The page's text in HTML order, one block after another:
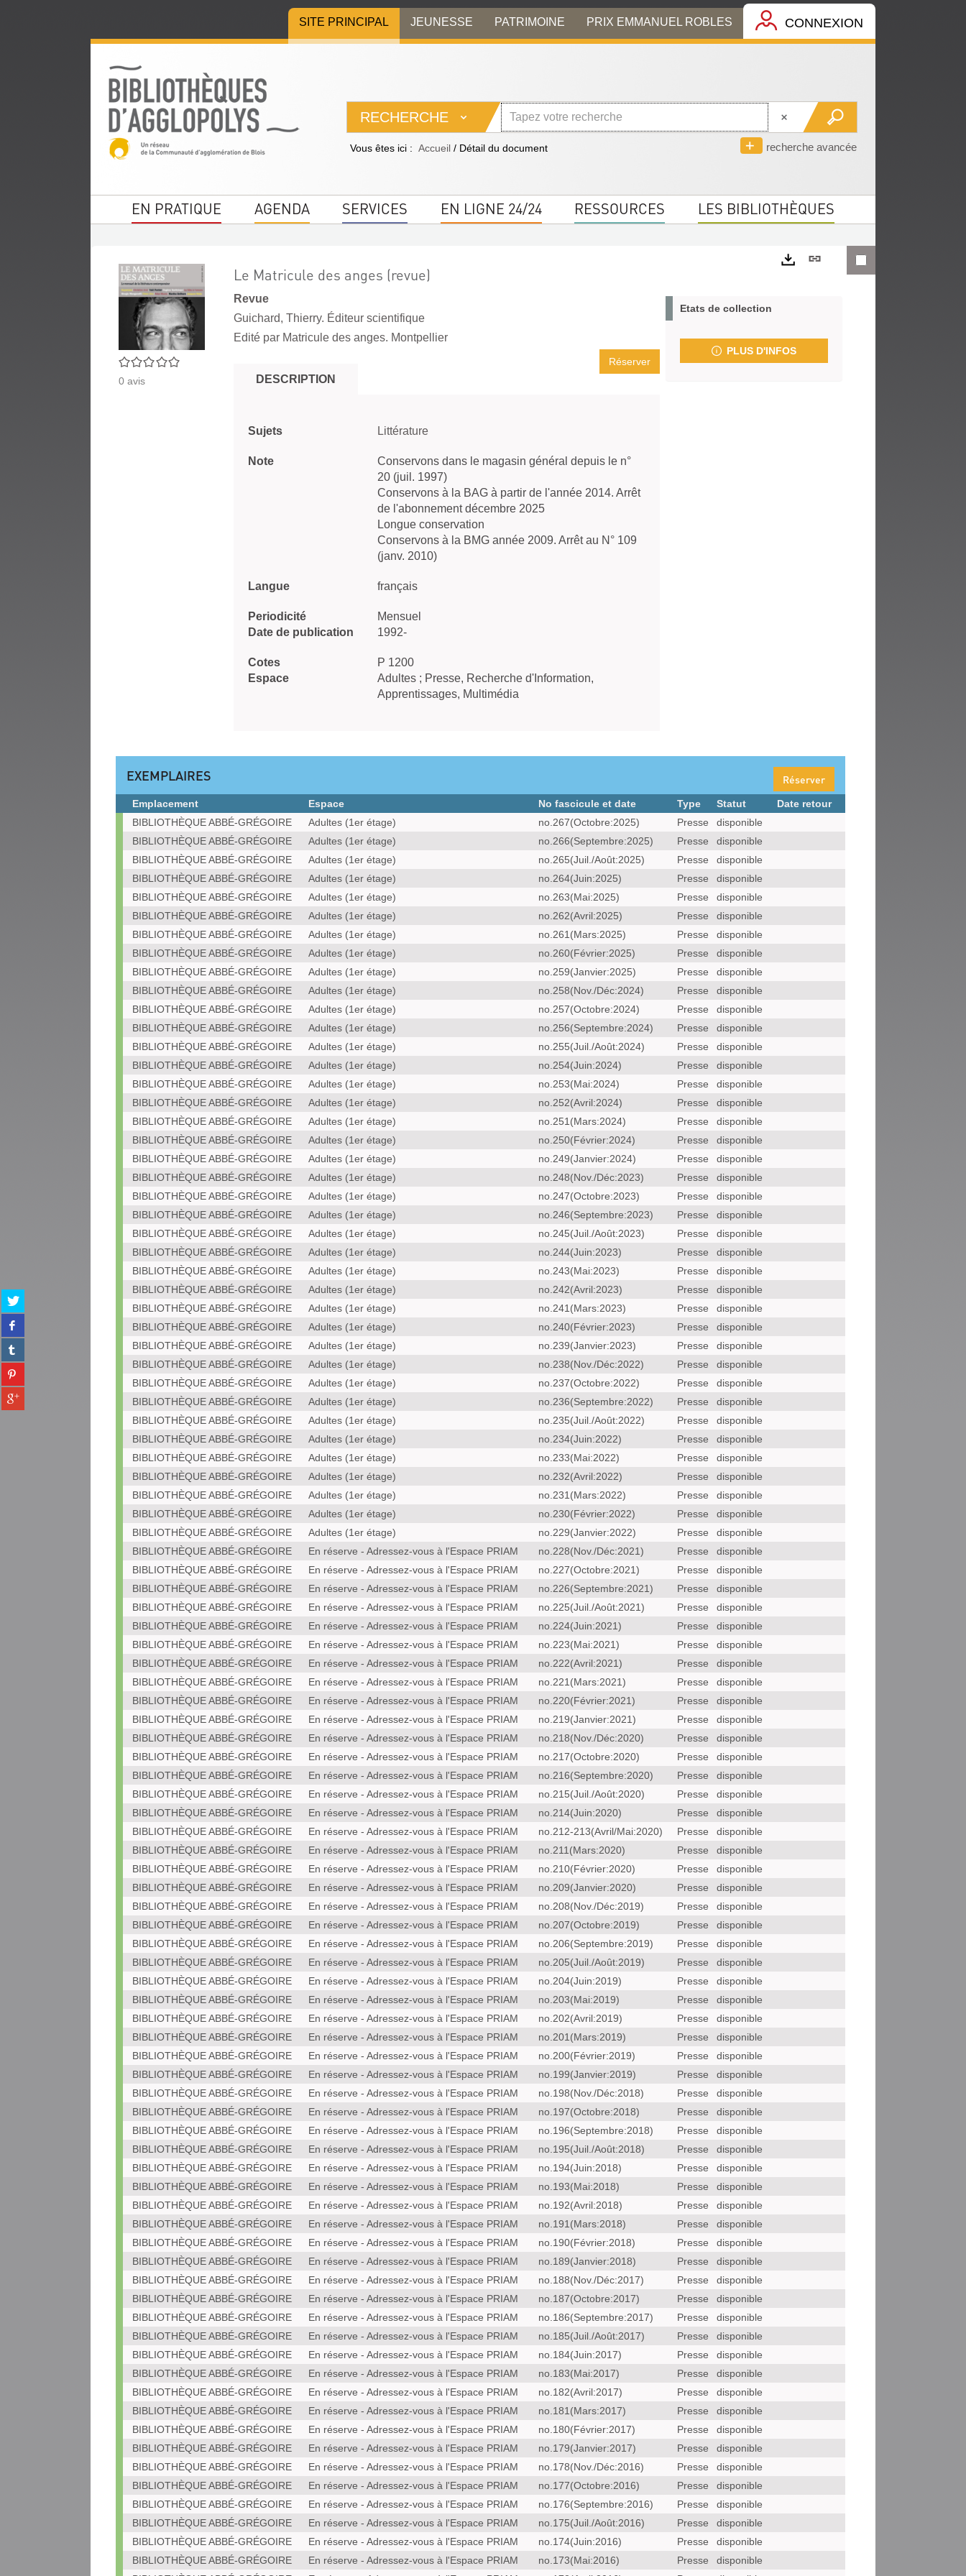
menu
contenu
la
SITE PRINCIPAL JEUNESSE PATRIMOINE PRIX EMMANUEL ROBLES CONNEXION
RECHERCHE
recherche avancée
Vous êtes ici : Accueil / Détail du document
EN PRATIQUE AGENDA SERVICES EN LIGNE 24/24 RESSOURCES LES BIBLIOTHÈQUES
Partager
sur
twitter
(Nouvelle
fenêtre)
Partager
sur
facebook
(Nouvelle
fenêtre)
Partager
sur
tumblr
(Nouvelle
fenêtre)
Partager
sur
pinterest
(Nouvelle
Partager
sur
0/5
0 avis
Le Matricule des anges (revue)
Revue
Guichard, Thierry. Éditeur scientifique
Edité par Matricule des anges. Montpellier
Réserver
DESCRIPTION
Sujets Littérature
Note
Conservons dans le magasin général depuis le n°
20 (juil. 1997)
Conservons à la BAG à partir de l'année 2014. Arrêt
de l'abonnement décembre 2025
Longue conservation
Conservons à la BMG année 2009. Arrêt au N° 109
(janv. 2010)
Langue français
Periodicité
Mensuel
Date de publication
1992-
Cotes
P 1200
Espace
Adultes ; Presse, Recherche d'Information,
Apprentissages, Multimédia
Lien
Etats de collection
PLUS D'INFOS
EXEMPLAIRES Réserver
Exemplaires
Emplacement Espace No fascicule et date Type Statut
Date retour
BIBLIOTHÈQUE ABBÉ-GRÉGOIRE
Adultes (1er étage) no.267(Octobre:2025) Presse
disponible
BIBLIOTHÈQUE ABBÉ-GRÉGOIRE
Adultes (1er étage) no.266(Septembre:2025) Presse
disponible
BIBLIOTHÈQUE ABBÉ-GRÉGOIRE
Adultes (1er étage) no.265(Juil./Août:2025) Presse
disponible
BIBLIOTHÈQUE ABBÉ-GRÉGOIRE
Adultes (1er étage) no.264(Juin:2025) Presse
disponible
BIBLIOTHÈQUE ABBÉ-GRÉGOIRE
Adultes (1er étage) no.263(Mai:2025) Presse
disponible
BIBLIOTHÈQUE ABBÉ-GRÉGOIRE
Adultes (1er étage) no.262(Avril:2025) Presse
disponible
BIBLIOTHÈQUE ABBÉ-GRÉGOIRE
Adultes (1er étage) no.261(Mars:2025) Presse
disponible
BIBLIOTHÈQUE ABBÉ-GRÉGOIRE
Adultes (1er étage) no.260(Février:2025) Presse
disponible
BIBLIOTHÈQUE ABBÉ-GRÉGOIRE
Adultes (1er étage) no.259(Janvier:2025) Presse
disponible
BIBLIOTHÈQUE ABBÉ-GRÉGOIRE
Adultes (1er étage) no.258(Nov./Déc:2024) Presse
disponible
BIBLIOTHÈQUE ABBÉ-GRÉGOIRE
Adultes (1er étage) no.257(Octobre:2024) Presse
disponible
BIBLIOTHÈQUE ABBÉ-GRÉGOIRE
Adultes (1er étage) no.256(Septembre:2024) Presse
disponible
BIBLIOTHÈQUE ABBÉ-GRÉGOIRE
Adultes (1er étage) no.255(Juil./Août:2024) Presse
disponible
BIBLIOTHÈQUE ABBÉ-GRÉGOIRE
Adultes (1er étage) no.254(Juin:2024) Presse
disponible
BIBLIOTHÈQUE ABBÉ-GRÉGOIRE
Adultes (1er étage) no.253(Mai:2024) Presse
disponible
BIBLIOTHÈQUE ABBÉ-GRÉGOIRE
Adultes (1er étage) no.252(Avril:2024) Presse
disponible
BIBLIOTHÈQUE ABBÉ-GRÉGOIRE
Adultes (1er étage) no.251(Mars:2024) Presse
disponible
BIBLIOTHÈQUE ABBÉ-GRÉGOIRE
Adultes (1er étage) no.250(Février:2024) Presse
disponible
BIBLIOTHÈQUE ABBÉ-GRÉGOIRE
Adultes (1er étage) no.249(Janvier:2024) Presse
disponible
BIBLIOTHÈQUE ABBÉ-GRÉGOIRE
Adultes (1er étage) no.248(Nov./Déc:2023) Presse
disponible
BIBLIOTHÈQUE ABBÉ-GRÉGOIRE
Adultes (1er étage) no.247(Octobre:2023) Presse
disponible
BIBLIOTHÈQUE ABBÉ-GRÉGOIRE
Adultes (1er étage) no.246(Septembre:2023) Presse
disponible
BIBLIOTHÈQUE ABBÉ-GRÉGOIRE
Adultes (1er étage) no.245(Juil./Août:2023) Presse
disponible
BIBLIOTHÈQUE ABBÉ-GRÉGOIRE
Adultes (1er étage) no.244(Juin:2023) Presse
disponible
BIBLIOTHÈQUE ABBÉ-GRÉGOIRE
Adultes (1er étage) no.243(Mai:2023) Presse
disponible
BIBLIOTHÈQUE ABBÉ-GRÉGOIRE
Adultes (1er étage) no.242(Avril:2023) Presse
disponible
BIBLIOTHÈQUE ABBÉ-GRÉGOIRE
Adultes (1er étage) no.241(Mars:2023) Presse
disponible
BIBLIOTHÈQUE ABBÉ-GRÉGOIRE
Adultes (1er étage) no.240(Février:2023) Presse
disponible
BIBLIOTHÈQUE ABBÉ-GRÉGOIRE
Adultes (1er étage) no.239(Janvier:2023) Presse
disponible
BIBLIOTHÈQUE ABBÉ-GRÉGOIRE
Adultes (1er étage) no.238(Nov./Déc:2022) Presse
disponible
BIBLIOTHÈQUE ABBÉ-GRÉGOIRE
Adultes (1er étage) no.237(Octobre:2022) Presse
disponible
BIBLIOTHÈQUE ABBÉ-GRÉGOIRE
Adultes (1er étage) no.236(Septembre:2022) Presse
disponible
BIBLIOTHÈQUE ABBÉ-GRÉGOIRE
Adultes (1er étage) no.235(Juil./Août:2022) Presse
disponible
BIBLIOTHÈQUE ABBÉ-GRÉGOIRE
Adultes (1er étage) no.234(Juin:2022) Presse
disponible
BIBLIOTHÈQUE ABBÉ-GRÉGOIRE
Adultes (1er étage) no.233(Mai:2022) Presse
disponible
BIBLIOTHÈQUE ABBÉ-GRÉGOIRE
Adultes (1er étage) no.232(Avril:2022) Presse
disponible
BIBLIOTHÈQUE ABBÉ-GRÉGOIRE
Adultes (1er étage) no.231(Mars:2022) Presse
disponible
BIBLIOTHÈQUE ABBÉ-GRÉGOIRE
Adultes (1er étage) no.230(Février:2022) Presse
disponible
BIBLIOTHÈQUE ABBÉ-GRÉGOIRE
Adultes (1er étage) no.229(Janvier:2022) Presse
disponible
BIBLIOTHÈQUE ABBÉ-GRÉGOIRE
En réserve - Adressez-vous à l'Espace PRIAM no.228(Nov./Déc:2021) Presse
disponible
BIBLIOTHÈQUE ABBÉ-GRÉGOIRE
En réserve - Adressez-vous à l'Espace PRIAM no.227(Octobre:2021) Presse
disponible
BIBLIOTHÈQUE ABBÉ-GRÉGOIRE
En réserve - Adressez-vous à l'Espace PRIAM no.226(Septembre:2021) Presse
disponible
BIBLIOTHÈQUE ABBÉ-GRÉGOIRE
En réserve - Adressez-vous à l'Espace PRIAM no.225(Juil./Août:2021) Presse
disponible
BIBLIOTHÈQUE ABBÉ-GRÉGOIRE
En réserve - Adressez-vous à l'Espace PRIAM no.224(Juin:2021) Presse
disponible
BIBLIOTHÈQUE ABBÉ-GRÉGOIRE
En réserve - Adressez-vous à l'Espace PRIAM no.223(Mai:2021) Presse
disponible
BIBLIOTHÈQUE ABBÉ-GRÉGOIRE
En réserve - Adressez-vous à l'Espace PRIAM no.222(Avril:2021) Presse
disponible
BIBLIOTHÈQUE ABBÉ-GRÉGOIRE
En réserve - Adressez-vous à l'Espace PRIAM no.221(Mars:2021) Presse
disponible
BIBLIOTHÈQUE ABBÉ-GRÉGOIRE
En réserve - Adressez-vous à l'Espace PRIAM no.220(Février:2021) Presse
disponible
BIBLIOTHÈQUE ABBÉ-GRÉGOIRE
En réserve - Adressez-vous à l'Espace PRIAM no.219(Janvier:2021) Presse
disponible
BIBLIOTHÈQUE ABBÉ-GRÉGOIRE
En réserve - Adressez-vous à l'Espace PRIAM no.218(Nov./Déc:2020) Presse
disponible
BIBLIOTHÈQUE ABBÉ-GRÉGOIRE
En réserve - Adressez-vous à l'Espace PRIAM no.217(Octobre:2020) Presse
disponible
BIBLIOTHÈQUE ABBÉ-GRÉGOIRE
En réserve - Adressez-vous à l'Espace PRIAM no.216(Septembre:2020) Presse
disponible
BIBLIOTHÈQUE ABBÉ-GRÉGOIRE
En réserve - Adressez-vous à l'Espace PRIAM no.215(Juil./Août:2020) Presse
disponible
BIBLIOTHÈQUE ABBÉ-GRÉGOIRE
En réserve - Adressez-vous à l'Espace PRIAM no.214(Juin:2020) Presse
disponible
BIBLIOTHÈQUE ABBÉ-GRÉGOIRE
En réserve - Adressez-vous à l'Espace PRIAM no.212-213(Avril/Mai:2020) Presse
disponible
BIBLIOTHÈQUE ABBÉ-GRÉGOIRE
En réserve - Adressez-vous à l'Espace PRIAM no.211(Mars:2020) Presse
disponible
BIBLIOTHÈQUE ABBÉ-GRÉGOIRE
En réserve - Adressez-vous à l'Espace PRIAM no.210(Février:2020) Presse
disponible
BIBLIOTHÈQUE ABBÉ-GRÉGOIRE
En réserve - Adressez-vous à l'Espace PRIAM no.209(Janvier:2020) Presse
disponible
BIBLIOTHÈQUE ABBÉ-GRÉGOIRE
En réserve - Adressez-vous à l'Espace PRIAM no.208(Nov./Déc:2019) Presse
disponible
BIBLIOTHÈQUE ABBÉ-GRÉGOIRE
En réserve - Adressez-vous à l'Espace PRIAM no.207(Octobre:2019) Presse
disponible
BIBLIOTHÈQUE ABBÉ-GRÉGOIRE
En réserve - Adressez-vous à l'Espace PRIAM no.206(Septembre:2019) Presse
disponible
BIBLIOTHÈQUE ABBÉ-GRÉGOIRE
En réserve - Adressez-vous à l'Espace PRIAM no.205(Juil./Août:2019) Presse
disponible
BIBLIOTHÈQUE ABBÉ-GRÉGOIRE
En réserve - Adressez-vous à l'Espace PRIAM no.204(Juin:2019) Presse
disponible
BIBLIOTHÈQUE ABBÉ-GRÉGOIRE
En réserve - Adressez-vous à l'Espace PRIAM no.203(Mai:2019) Presse
disponible
BIBLIOTHÈQUE ABBÉ-GRÉGOIRE
En réserve - Adressez-vous à l'Espace PRIAM no.202(Avril:2019) Presse
disponible
BIBLIOTHÈQUE ABBÉ-GRÉGOIRE
En réserve - Adressez-vous à l'Espace PRIAM no.201(Mars:2019) Presse
disponible
BIBLIOTHÈQUE ABBÉ-GRÉGOIRE
En réserve - Adressez-vous à l'Espace PRIAM no.200(Février:2019) Presse
disponible
BIBLIOTHÈQUE ABBÉ-GRÉGOIRE
En réserve - Adressez-vous à l'Espace PRIAM no.199(Janvier:2019) Presse
disponible
BIBLIOTHÈQUE ABBÉ-GRÉGOIRE
En réserve - Adressez-vous à l'Espace PRIAM no.198(Nov./Déc:2018) Presse
disponible
BIBLIOTHÈQUE ABBÉ-GRÉGOIRE
En réserve - Adressez-vous à l'Espace PRIAM no.197(Octobre:2018) Presse
disponible
BIBLIOTHÈQUE ABBÉ-GRÉGOIRE
En réserve - Adressez-vous à l'Espace PRIAM no.196(Septembre:2018) Presse
disponible
BIBLIOTHÈQUE ABBÉ-GRÉGOIRE
En réserve - Adressez-vous à l'Espace PRIAM no.195(Juil./Août:2018) Presse
disponible
BIBLIOTHÈQUE ABBÉ-GRÉGOIRE
En réserve - Adressez-vous à l'Espace PRIAM no.194(Juin:2018) Presse
disponible
BIBLIOTHÈQUE ABBÉ-GRÉGOIRE
En réserve - Adressez-vous à l'Espace PRIAM no.193(Mai:2018) Presse
disponible
BIBLIOTHÈQUE ABBÉ-GRÉGOIRE
En réserve - Adressez-vous à l'Espace PRIAM no.192(Avril:2018) Presse
disponible
BIBLIOTHÈQUE ABBÉ-GRÉGOIRE
En réserve - Adressez-vous à l'Espace PRIAM no.191(Mars:2018) Presse
disponible
BIBLIOTHÈQUE ABBÉ-GRÉGOIRE
En réserve - Adressez-vous à l'Espace PRIAM no.190(Février:2018) Presse
disponible
BIBLIOTHÈQUE ABBÉ-GRÉGOIRE
En réserve - Adressez-vous à l'Espace PRIAM no.189(Janvier:2018) Presse
disponible
BIBLIOTHÈQUE ABBÉ-GRÉGOIRE
En réserve - Adressez-vous à l'Espace PRIAM no.188(Nov./Déc:2017) Presse
disponible
BIBLIOTHÈQUE ABBÉ-GRÉGOIRE
En réserve - Adressez-vous à l'Espace PRIAM no.187(Octobre:2017) Presse
disponible
BIBLIOTHÈQUE ABBÉ-GRÉGOIRE
En réserve - Adressez-vous à l'Espace PRIAM no.186(Septembre:2017) Presse
disponible
BIBLIOTHÈQUE ABBÉ-GRÉGOIRE
En réserve - Adressez-vous à l'Espace PRIAM no.185(Juil./Août:2017) Presse
disponible
BIBLIOTHÈQUE ABBÉ-GRÉGOIRE
En réserve - Adressez-vous à l'Espace PRIAM no.184(Juin:2017) Presse
disponible
BIBLIOTHÈQUE ABBÉ-GRÉGOIRE
En réserve - Adressez-vous à l'Espace PRIAM no.183(Mai:2017) Presse
disponible
BIBLIOTHÈQUE ABBÉ-GRÉGOIRE
En réserve - Adressez-vous à l'Espace PRIAM no.182(Avril:2017) Presse
disponible
BIBLIOTHÈQUE ABBÉ-GRÉGOIRE
En réserve - Adressez-vous à l'Espace PRIAM no.181(Mars:2017) Presse
disponible
BIBLIOTHÈQUE ABBÉ-GRÉGOIRE
En réserve - Adressez-vous à l'Espace PRIAM no.180(Février:2017) Presse
disponible
BIBLIOTHÈQUE ABBÉ-GRÉGOIRE
En réserve - Adressez-vous à l'Espace PRIAM no.179(Janvier:2017) Presse
disponible
BIBLIOTHÈQUE ABBÉ-GRÉGOIRE
En réserve - Adressez-vous à l'Espace PRIAM no.178(Nov./Déc:2016) Presse
disponible
BIBLIOTHÈQUE ABBÉ-GRÉGOIRE
En réserve - Adressez-vous à l'Espace PRIAM no.177(Octobre:2016) Presse
disponible
BIBLIOTHÈQUE ABBÉ-GRÉGOIRE
En réserve - Adressez-vous à l'Espace PRIAM no.176(Septembre:2016) Presse
disponible
BIBLIOTHÈQUE ABBÉ-GRÉGOIRE
En réserve - Adressez-vous à l'Espace PRIAM no.175(Juil./Août:2016) Presse
disponible
BIBLIOTHÈQUE ABBÉ-GRÉGOIRE
En réserve - Adressez-vous à l'Espace PRIAM no.174(Juin:2016) Presse
disponible
BIBLIOTHÈQUE ABBÉ-GRÉGOIRE
En réserve - Adressez-vous à l'Espace PRIAM no.173(Mai:2016) Presse
disponible